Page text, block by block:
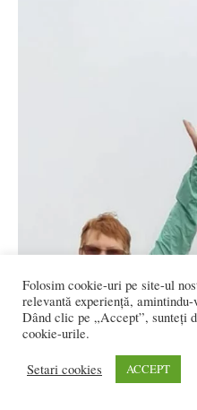
Folosim cookie-uri pe site-ul
relevantă experiență,
Dând clic pe „Accept”, sunteți
cookie-urile.
Setari cookies ACCEPT